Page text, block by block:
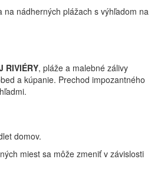
na nádherných plážach s výhľadom na
RIVIÉRY, pláže a malebné zálivy
a kúpanie. Prechod impozantného
domov.
miest sa môže zmeniť v závislosti